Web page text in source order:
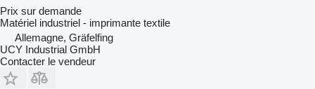
Prix sur demande
Matériel industriel - imprimante textile
Allemagne, Gräfelfing
UCY Industrial GmbH
Contacter le vendeur